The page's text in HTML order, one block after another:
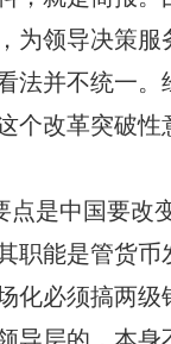
为领导决策
法并不统一
个改革突破
是中国要改
职能是管货
化必须搞两